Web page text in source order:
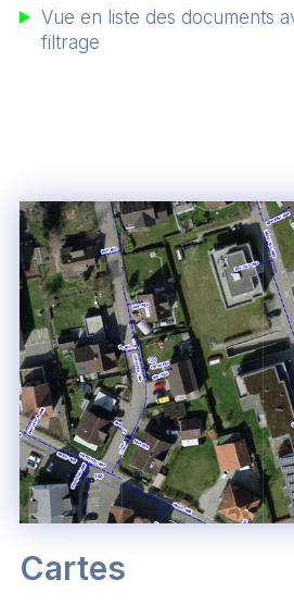
Vue en liste des documents
filtrage
Cartes